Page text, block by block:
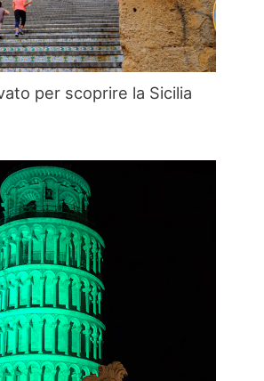
per scoprire la Sicilia